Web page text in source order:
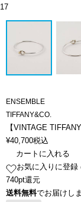
17
ENSEMBLE
TIFFANY&CO.
【VINTAGE
¥40,700税込
カートに入れる
お気に入りに登録
740pt還元
送料無料でお届けし